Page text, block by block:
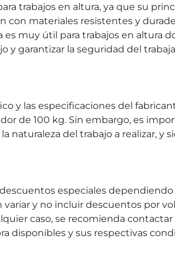
trabajos en altura, ya que su
con materiales resistentes y
es muy útil para trabajos en altura
y garantizar la seguridad del
y las especificaciones del
de 100 kg. Sin embargo, es
naturaleza del trabajo a realizar, y
especiales
y no incluir descuentos por
caso, se recomienda
disponibles y sus respectivas